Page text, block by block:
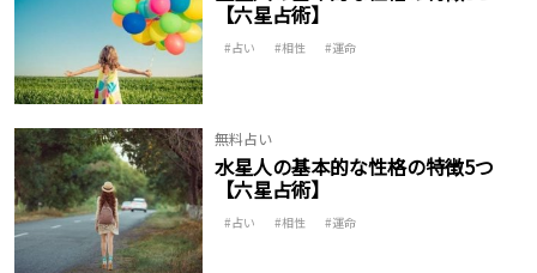
【六星占術】
占い 相性 運命
無料占い
水星人の基本的な性格の特徴5つ
【六星占術】
占い 相性 運命